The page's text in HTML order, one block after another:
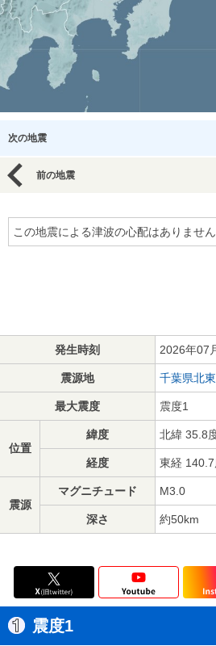
次の地震
前の地震
この地震による津波の心配はありません
発生時刻 2026年07
震源地 千葉県北
最大震度 震度1
位置
緯度 北緯 35.8
経度 東経
震源
マグニチュード M3.0
深さ 約50km
震度1